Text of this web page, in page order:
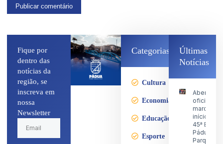
Fique por
dentro das
notícias da
região, se
inscreva em
nossa
Newsletter
Categorias
Cultura
Economia
Educação
Esporte
Últimas
Notícias
Abertura
oficial
marca o
início da
45ª Expo
Pádua no
Parque de